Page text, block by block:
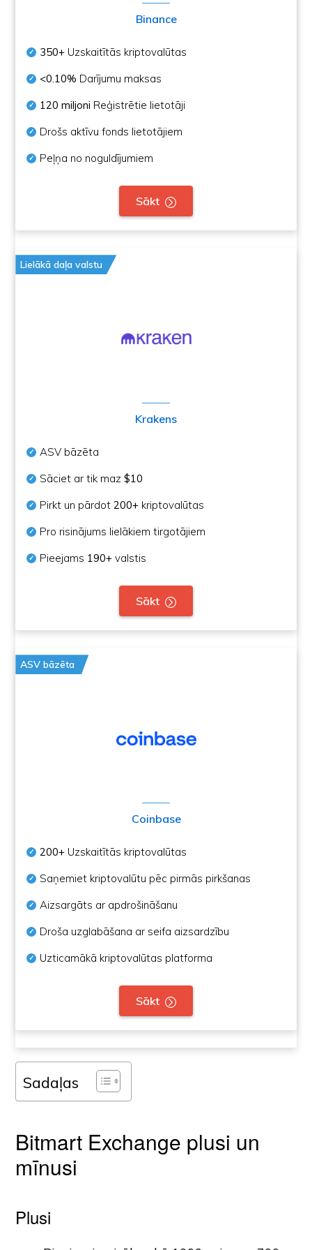
Binance
350+ Uzskaitītās kriptovalūtas
<0.10% Darījumu maksas
120 miljoni Reģistrētie lietotāji
Drošs aktīvu fonds lietotājiem
Peļņa no noguldījumiem
Sākt
Lielākā daļa valstu
Krakens
ASV bāzēta
Sāciet ar tik maz$10
Pirkt un pārdot200+ kriptovalūtas
Pro risinājums lielākiem tirgotājiem
Pieejams 190+ valstis
Sākt
ASV bāzēta
Coinbase
200+ Uzskaitītās kriptovalūtas
Saņemiet kriptovalūtu pēc pirmās pirkšanas
Aizsargāts ar apdrošināšanu
Droša uzglabāšana ar seifa aizsardzību
Uzticamākā kriptovalūtas platforma
Sākt
Sadaļas
Bitmart Exchange plusi un
mīnusi
Plusi